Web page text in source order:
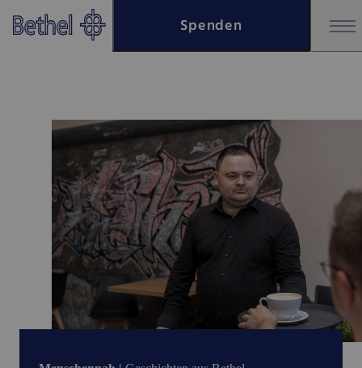
Zum Hauptinhalt springen
Zur Fußzeile springen
Spenden